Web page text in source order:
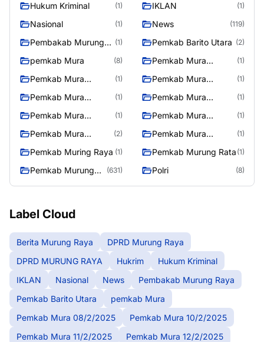
Hukum Kriminal (1) IKLAN (1)
Nasional (1) News (119)
Pembakab Murung
(1) Pemkab Barito Utara (2)
pemkab Mura (8)
Pemkab Mura
(1)
Pemkab Mura
(1)
Pemkab Mura
(1)
Pemkab Mura
(1)
Pemkab Mura
(1)
Pemkab Mura
(1)
Pemkab Mura
(1)
Pemkab Mura
(2)
Pemkab Mura
(1)
Pemkab Muring Raya (1) Pemkab Murung Rata (1)
Pemkab Murung
(631) Polri (8)
Label Cloud
Berita Murung Raya
DPRD Murung Raya
DPRD MURUNG RAYA
Hukrim
Hukum Kriminal
IKLAN
Nasional News
Pembakab Murung Raya
Pemkab Barito Utara
pemkab Mura
Pemkab Mura 08/2/2025
Pemkab Mura 10/2/2025
Pemkab Mura 11/2/2025
Pemkab Mura 12/2/2025